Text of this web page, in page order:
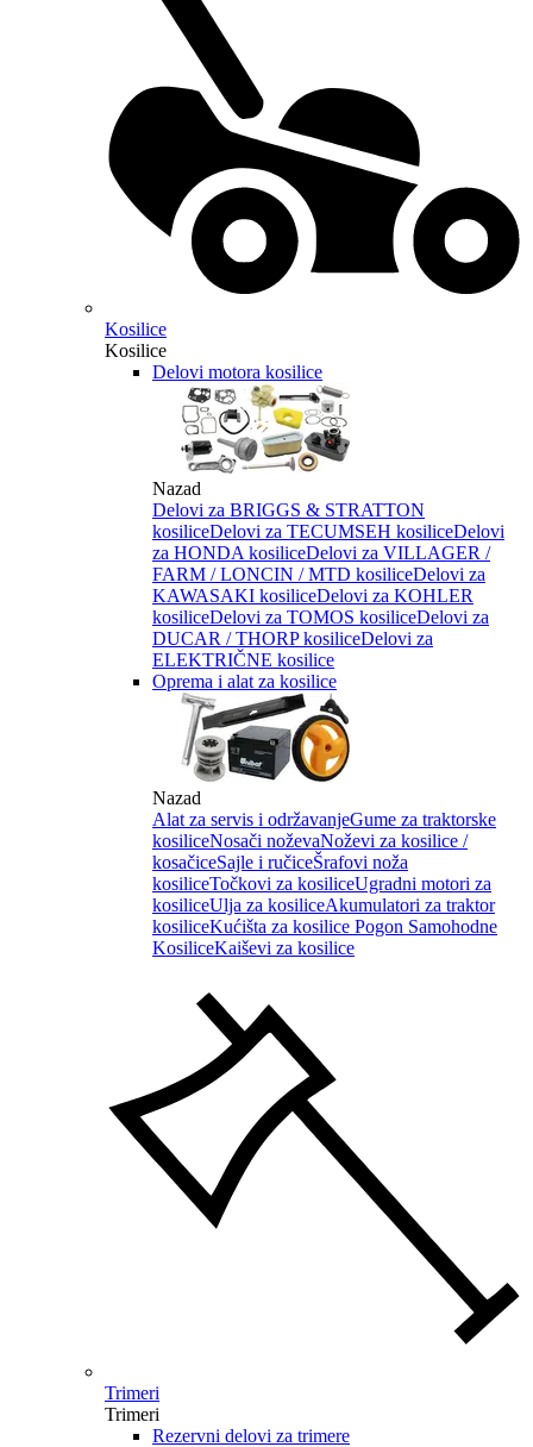
Kosilice
Kosilice
Delovi motora kosilice
Nazad
Delovi za BRIGGS & STRATTON
kosiliceDelovi za TECUMSEH kosiliceDelovi
za HONDA kosiliceDelovi za VILLAGER /
FARM / LONCIN / MTD kosiliceDelovi za
KAWASAKI kosiliceDelovi za KOHLER
kosiliceDelovi za TOMOS kosiliceDelovi za
DUCAR / THORP kosiliceDelovi za
ELEKTRIČNE kosilice
Oprema i alat za kosilice
Nazad
Alat za servis i održavanjeGume za traktorske
kosiliceNosači noževaNoževi za kosilice /
kosačiceSajle i ručiceŠrafovi noža
kosiliceTočkovi za kosiliceUgradni motori za
kosiliceUlja za kosiliceAkumulatori za traktor
kosiliceKućišta za kosilice Pogon Samohodne
KosiliceKaiševi za kosilice
Trimeri
Trimeri
Rezervni delovi za trimere